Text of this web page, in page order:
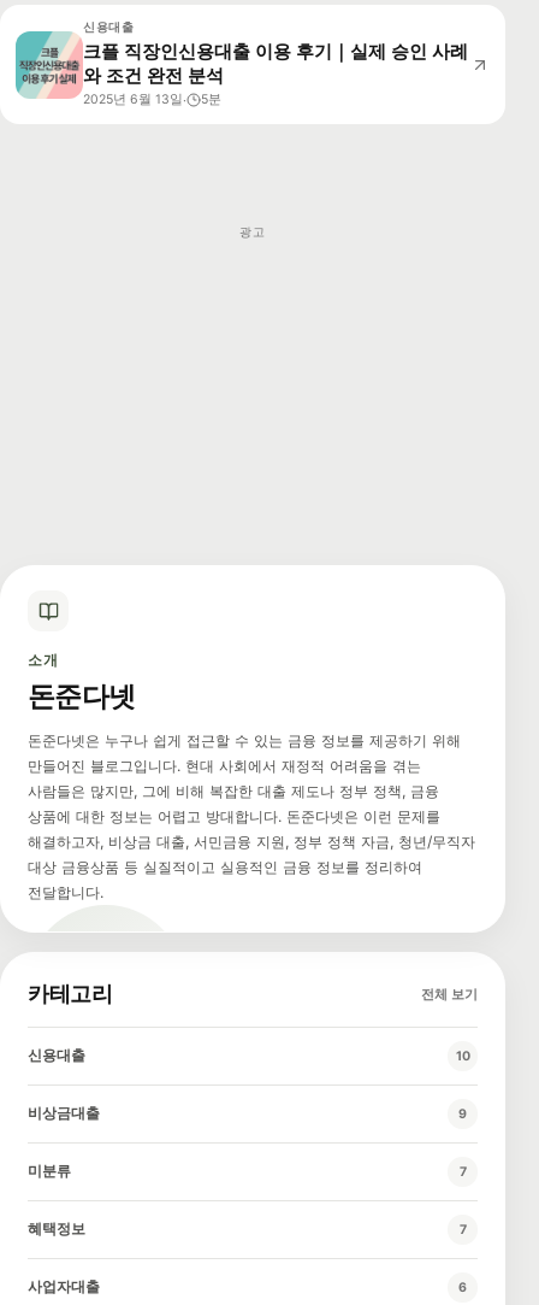
신용대출
크플 직장인신용대출 이용 후기｜실제 승인 사례
와 조건 완전 분석
2025년 6월 13일 · 5분
광고
소개
돈준다넷
돈준다넷은 누구나 쉽게 접근할 수 있는 금융 정보를 제공하기 위해
만들어진 블로그입니다. 현대 사회에서 재정적 어려움을 겪는
사람들은 많지만, 그에 비해 복잡한 대출 제도나 정부 정책, 금융
상품에 대한 정보는 어렵고 방대합니다. 돈준다넷은 이런 문제를
해결하고자, 비상금 대출, 서민금융 지원, 정부 정책 자금, 청년/무직자
대상 금융상품 등 실질적이고 실용적인 금융 정보를 정리하여
전달합니다.
카테고리 전체 보기
신용대출 10
비상금대출 9
미분류 7
혜택정보 7
사업자대출 6